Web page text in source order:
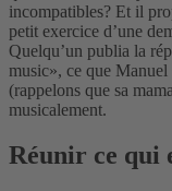
incompatibles? Et il
petit exercice d’une
Quelqu’un publia la
music», ce que
(rappelons que sa
musicalement.
Réunir ce qui